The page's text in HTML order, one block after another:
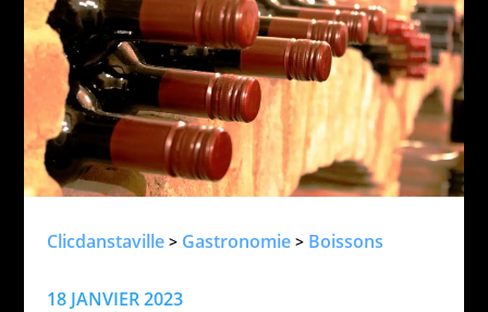
Clicdanstaville> Gastronomie> Boissons
18 JANVIER 2023